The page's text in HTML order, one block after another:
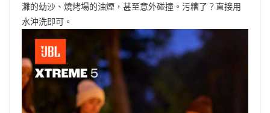
灘的幼沙、燒烤場的油煙，甚至意外碰撞。污糟了？直接用
水沖洗即可。